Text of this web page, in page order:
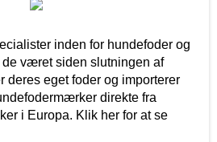
inden for hundefoder og
de været siden slutningen af
deres eget foder og importerer
direkte fra
i Europa. Klik her for at se